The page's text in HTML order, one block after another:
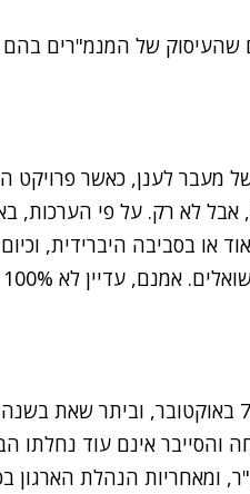
מעבר לענן, כאשר פרויקט
או בסביבה היברידית,
תחום הסייבר מילא תפקיד מרכזי מאז ה-7
והסייבר אינם עוד
ומאחריות הנהלת הארגון